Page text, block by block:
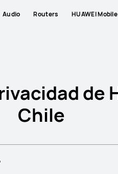
Audio Routers HUAWEI
de
Chile